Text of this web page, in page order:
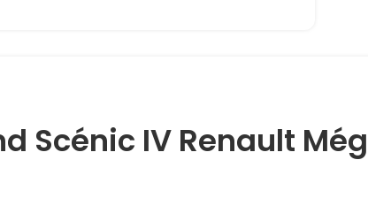
Scénic IV Renault